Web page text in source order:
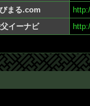
まる.com
イーナビ